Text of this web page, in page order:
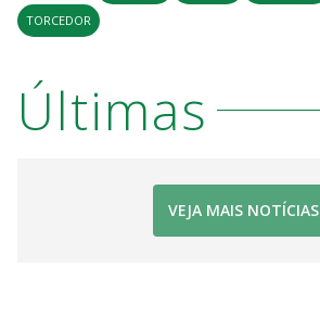
TORCEDOR
Últimas
VEJA MAIS NOTÍCIAS